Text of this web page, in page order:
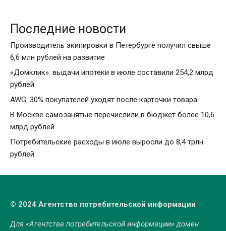
Последние новости
Производитель экипировки в Петербурге получил свыше
6,6 млн рублей на развитие
«Домклик»: выдачи ипотеки в июле составили 254,2 млрд
рублей
AWG: 30% покупателей уходят после карточки товара
В Москве самозанятые перечислили в бюджет более 10,6
млрд рублей
Потребительские расходы в июле выросли до 8,4 трлн
рублей
© 2024 Агентство потребительской информации
Для «Агентства потребительской информации» домен